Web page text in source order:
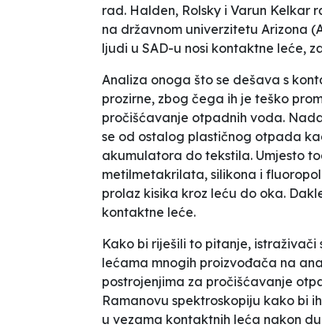
rad. Halden, Rolsky i Varun Kelkar
na državnom univerzitetu Arizona
ljudi u SAD-u nosi kontaktne leće,
Analiza onoga što se dešava s
prozirne, zbog čega ih je teško
pročišćavanje otpadnih voda.
se od ostalog plastičnog otpada
akumulatora do tekstila. Umjesto
metilmetakrilata, silikona i
prolaz kisika kroz leću do oka.
kontaktne leće.
Kako bi riješili to pitanje,
lećama mnogih proizvođača na
postrojenjima za pročišćavanje
Ramanovu spektroskopiju kako bi
u vezama kontaktnih leća nakon